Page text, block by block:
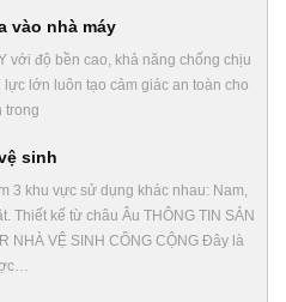
vào nhà máy
với độ bền cao, khả năng chống chịu
lớn luôn tạo cảm giác an toàn cho
trong
sinh
3 khu vực sử dụng khác nhau: Nam,
Thiết kế từ châu Âu THÔNG TIN SẢN
NHÀ VỆ SINH CÔNG CỘNG Đây là